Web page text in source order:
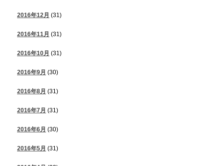
2016年12月 (31)
2016年11月 (31)
2016年10月 (31)
2016年9月 (30)
2016年8月 (31)
2016年7月 (31)
2016年6月 (30)
2016年5月 (31)